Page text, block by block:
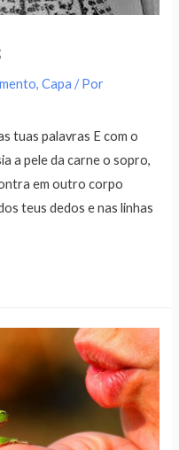
,Capa / Por
tuas palavras E com o
a pele da carne o sopro,
em outro corpo
teus dedos e nas linhas